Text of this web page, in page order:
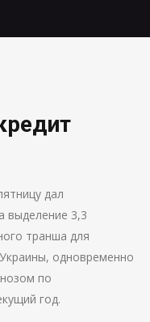
дал
выделение 3,3
транша для
одновременно
по
год.